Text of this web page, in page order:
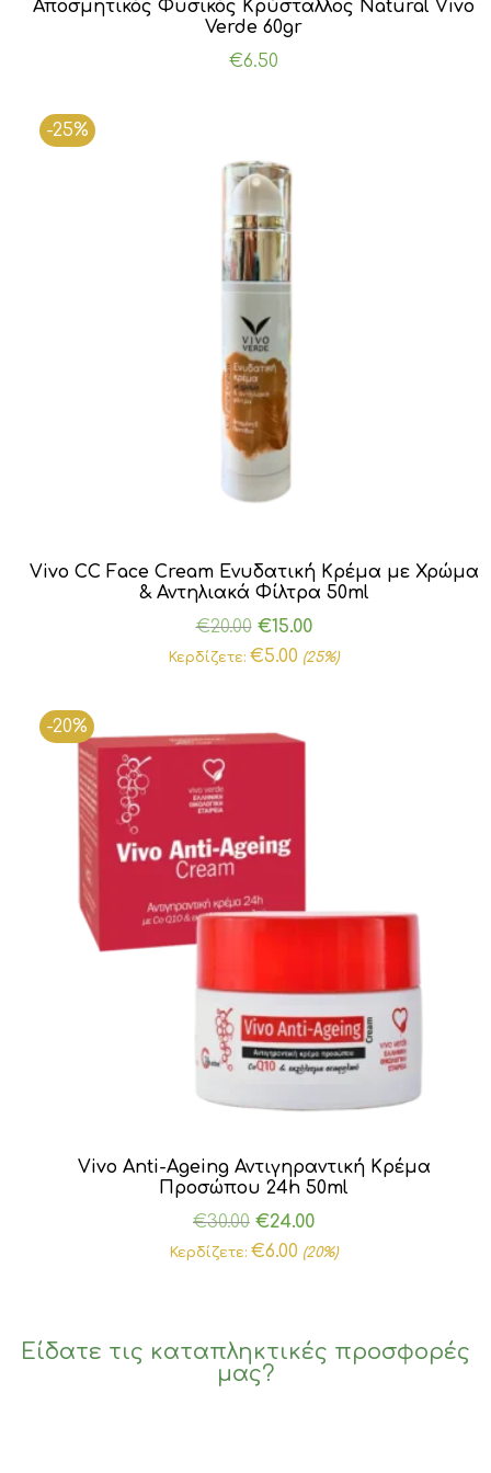
Αποσμητικός Φυσικός Κρύσταλλος Natural Vivo
Verde 60gr
€6.50
-25%
Vivo CC Face Cream Ενυδατική Κρέμα με Χρώμα
& Αντηλιακά Φίλτρα 50ml
€20.00 Original
price
€15.00Η
τρέχουσα
Κερδίζετε: €5.00 (25%)
-20%
Vivo Anti-Ageing Αντιγηραντική Κρέμα
Προσώπου 24h 50ml
€30.00 Original
price
€24.00Η
τρέχουσα
Κερδίζετε: €6.00 (20%)
Είδατε τις καταπληκτικές προσφορές
μας?